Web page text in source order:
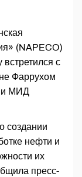
(NAPECO)
с
Фаррухом
МИД
создании
нефти и
их
пресс-